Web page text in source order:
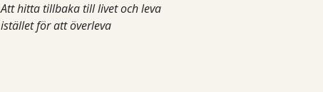
Att hitta tillbaka till livet och leva
istället för att överleva